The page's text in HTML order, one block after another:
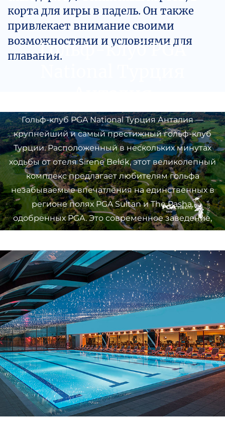
корта для игры в падель. Он также
привлекает внимание своими
возможностями и условиями для
плавания.Гольф-клуб PGA
Гольф-клуб PGA National Турция Анталия —
крупнейший и самый престижный гольф-клуб
Турции. Расположенный в нескольких минутах
ходьбы от отеля Sirene Belek, этот великолепный
комплекс предлагает любителям гольфа
незабываемые впечатления на единственных в
регионе полях PGA Sultan и The Pasha,
одобренных PGA. Это современное заведение,
предоставляющее услуги мирового уровня и
PGA, ждет вас с идеальными игровыми
площадками.